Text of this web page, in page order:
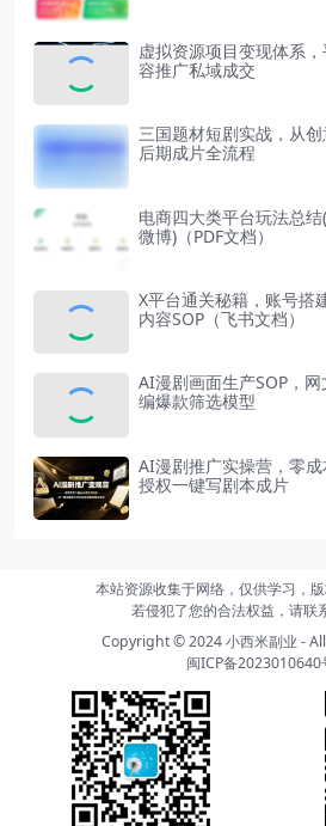
虚拟资源项目变现体系
容推广私域成交
三国题材短剧实战，从
后期成片全流程
电商四大类平台玩法总结
微博)（PDF文档）
X平台通关秘籍，账号搭
内容SOP（飞书文档）
AI漫剧画面生产SOP，
编爆款筛选模型
AI漫剧推广实操营，零
授权一键写剧本成片
本站资源收集于网络，仅供学习，
若侵犯了您的合法权益，请联
Copyright © 2024小西米副业 -
闽ICP备2023010640